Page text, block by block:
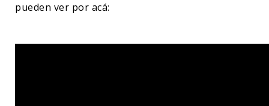
pueden ver por acá: